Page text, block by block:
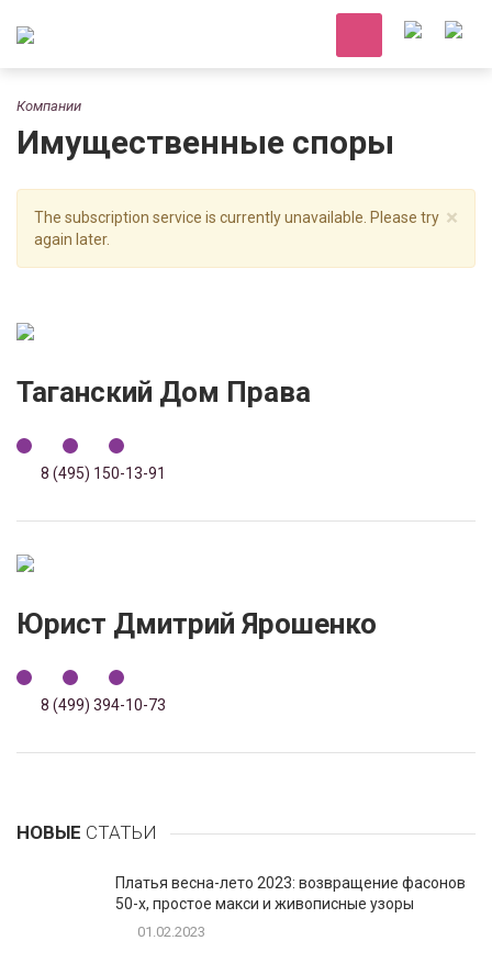
Компании
Имущественные споры
×
The subscription service is currently unavailable. Please try
again later.
Таганский Дом Права
8 (495) 150-13-91
Юрист Дмитрий Ярошенко
8 (499) 394-10-73
НОВЫЕ СТАТЬИ
Платья весна-лето 2023: возвращение фасонов
50-х, простое макси и живописные узоры
01.02.2023